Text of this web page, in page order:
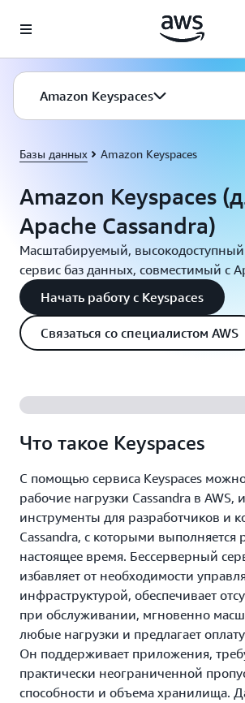
Перейти к главному контенту
Amazon Keyspaces
Базы данных Amazon Keyspaces
Amazon Keyspaces
Apache Cassandra)
Масштабируемый,
сервис баз данных, совместимый с
Начать работу с Keyspaces
Связаться со специалистом AWS
Что такое Keyspaces
С помощью сервиса Keyspaces можно
рабочие нагрузки Cassandra в AWS,
инструменты для разработчиков и
Cassandra, с которыми выполняется
настоящее время. Бессерверный
избавляет от необходимости
инфраструктурой, обеспечивает
при обслуживании, мгновенно
любые нагрузки и предлагает
Он поддерживает приложения,
практически неограниченной
способности и объема хранилища.